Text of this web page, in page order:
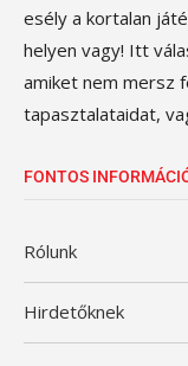
esély a kortalan
helyen vagy! Itt
amiket nem mersz
tapasztalataidat,
FONTOS
Rólunk
Hirdetőknek